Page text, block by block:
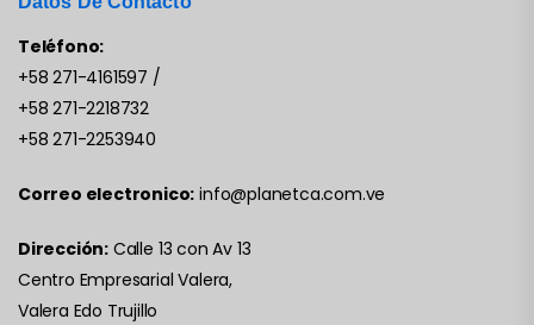
Teléfono:
+58 271-4161597 /
+58 271-2218732
+58 271-2253940
Correo electronico: info@planetca.com.ve
Dirección: Calle 13 con Av 13
Centro Empresarial Valera,
Valera Edo Trujillo